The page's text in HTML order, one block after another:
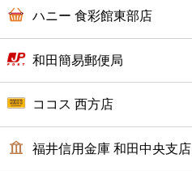
銀行
公共
病院
ホテル
ハニー 食彩館東部店
和田簡易郵便局
ココス 西方店
福井信用金庫 和田中央支店